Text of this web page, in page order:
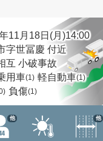
11月18日(月)14:00
字世冨慶 付近
互 小破事故
用車(1) 軽自動車(1)
負傷(1)
他 他